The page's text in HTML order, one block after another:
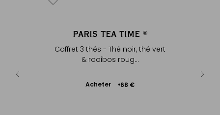
PARIS TEA TIME ®
Coffret 3 thés - Thé noir, thé vert
& rooibos roug...
Acheter 68 €
Ajouter